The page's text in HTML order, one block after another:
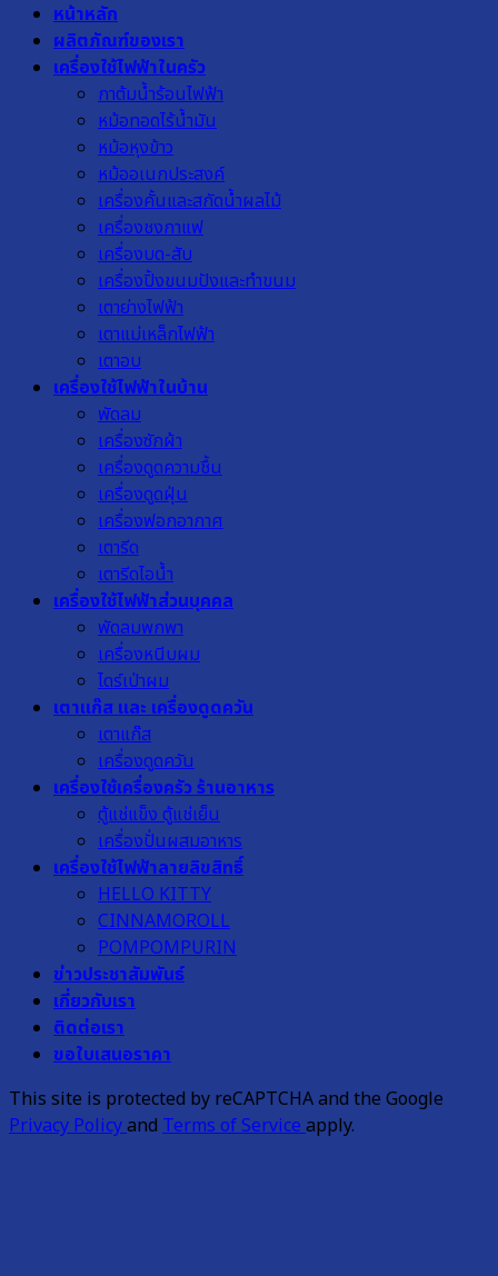
หน้าหลัก
ผลิตภัณฑ์ของเรา
เครื่องใช้ไฟฟ้าในครัว
กาต้มน้ำร้อนไฟฟ้า
หม้อทอดไร้น้ำมัน
หม้อหุงข้าว
หม้ออเนกประสงค์
เครื่องคั้นและสกัดน้ำผลไม้
เครื่องชงกาแฟ
เครื่องบด-สับ
เครื่องปิ้งขนมปังและทำขนม
เตาย่างไฟฟ้า
เตาแม่เหล็กไฟฟ้า
เตาอบ
เครื่องใช้ไฟฟ้าในบ้าน
พัดลม
เครื่องซักผ้า
เครื่องดูดความชื้น
เครื่องดูดฝุ่น
เครื่องฟอกอากาศ
เตารีด
เตารีดไอน้ำ
เครื่องใช้ไฟฟ้าส่วนบุคคล
พัดลมพกพา
เครื่องหนีบผม
ไดร์เป่าผม
เตาแก๊ส และ เครื่องดูดควัน
เตาแก๊ส
เครื่องดูดควัน
เครื่องใช้เครื่องครัว ร้านอาหาร
ตู้แช่แข็ง ตู้แช่เย็น
เครื่องปั่นผสมอาหาร
เครื่องใช้ไฟฟ้าลายลิขสิทธิ์
HELLO KITTY
CINNAMOROLL
POMPOMPURIN
ข่าวประชาสัมพันธ์
เกี่ยวกับเรา
ติดต่อเรา
ขอใบเสนอราคา
This site is protected by reCAPTCHA and the Google
Privacy Policyand Terms of Serviceapply.